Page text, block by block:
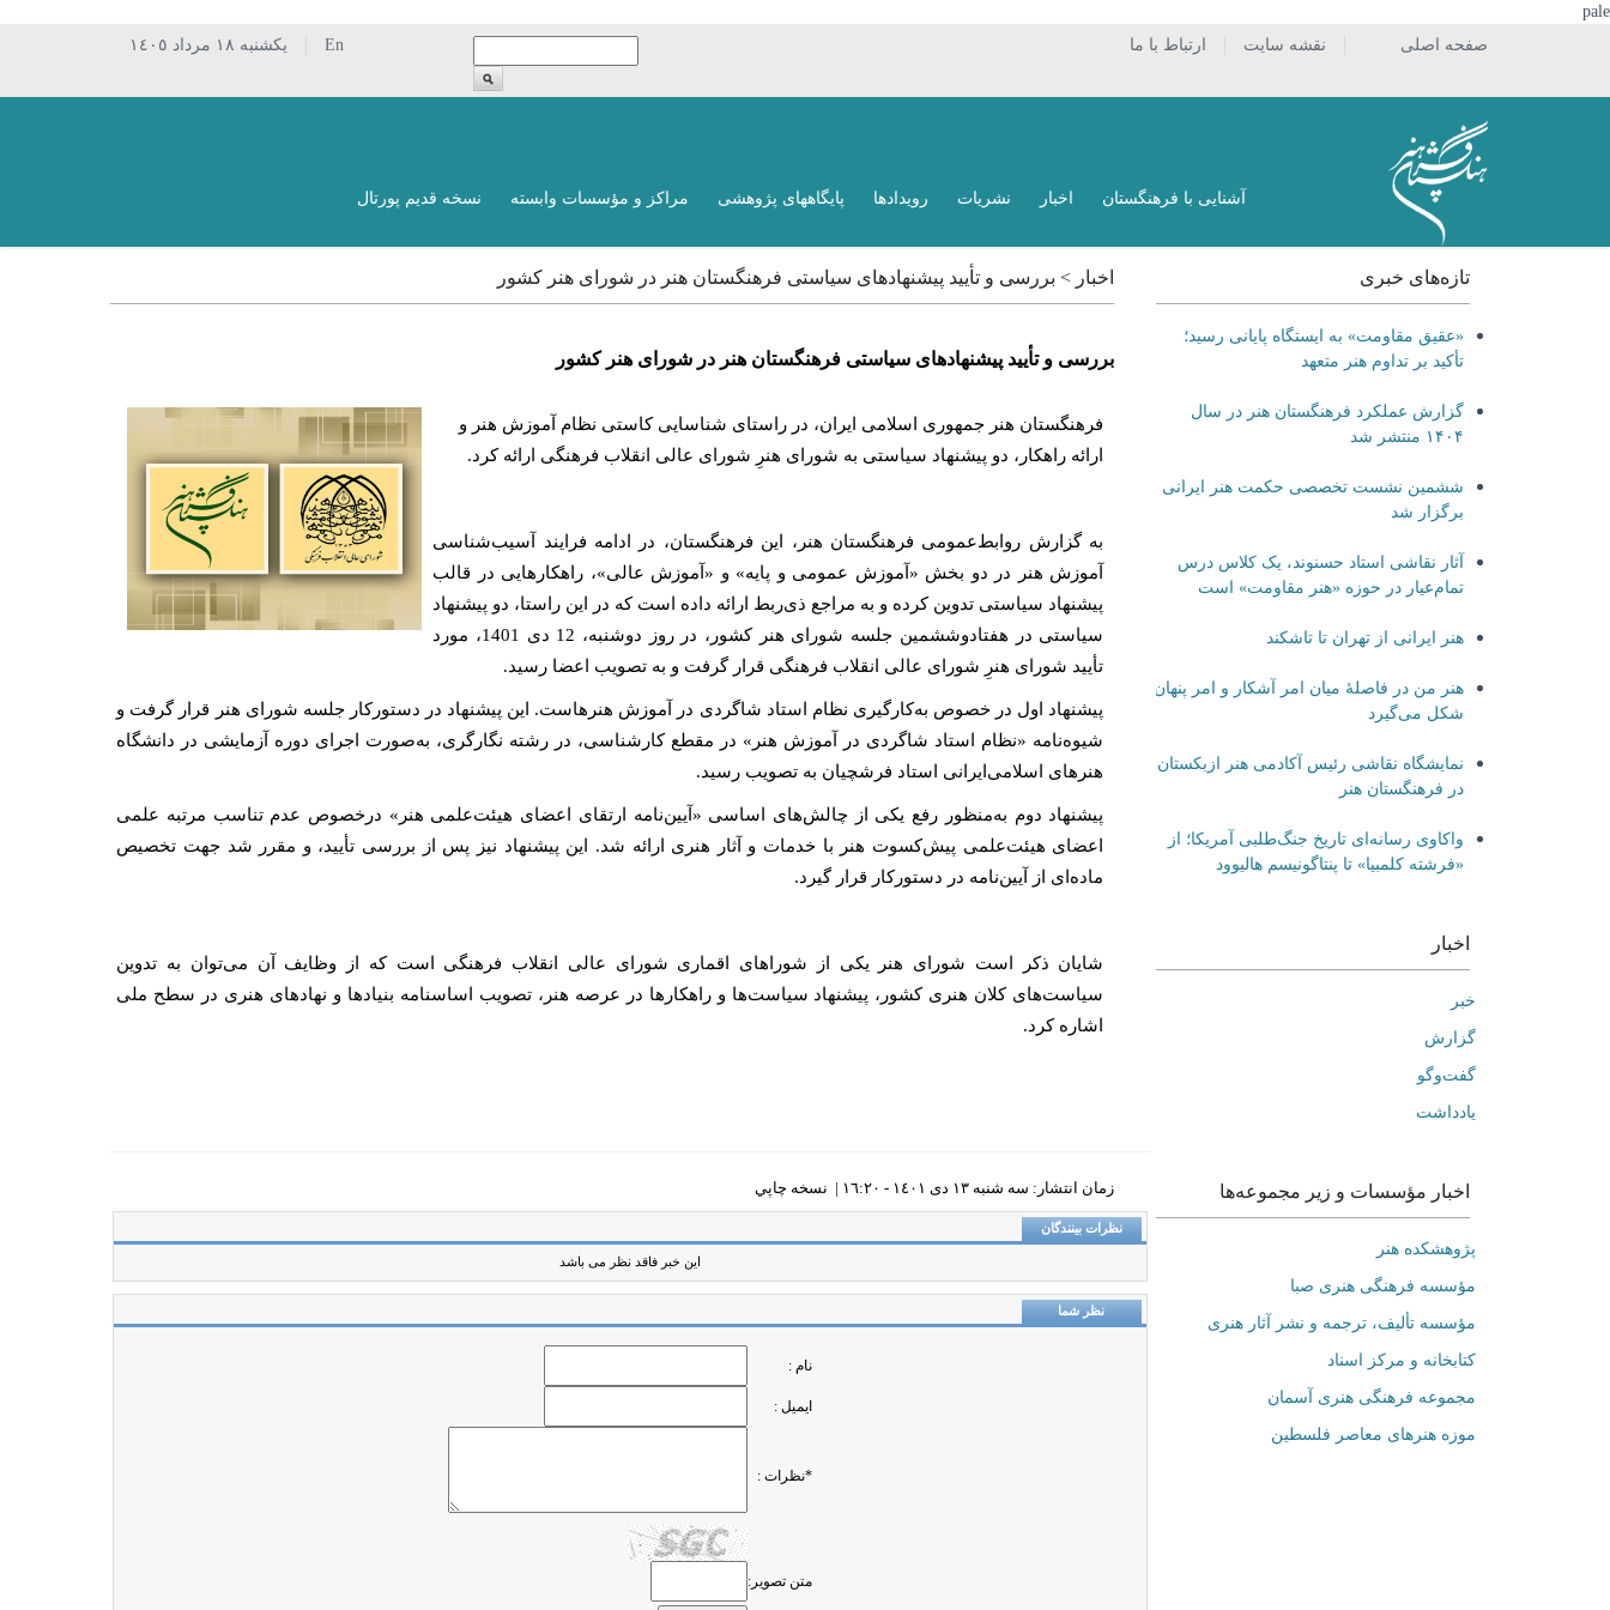
pale
يکشنبه ١٨ مرداد ١٤٠٥
En ارتباط با ما نقشه سایت صفحه اصلی
آشنایی با فرهنگستان اخبار نشریات رویدادها پایگاههای پژوهشی مراکز و مؤسسات وابسته نسخه قدیم پورتال
اخبار > بررسی و تأیید پیشنهادهای سیاستی فرهنگستان هنر در شورای هنر کشور
بررسی و تأیید پیشنهادهای سیاستی فرهنگستان هنر در شورای هنر کشور
فرهنگستان هنر جمهوری اسلامی ایران، در راستای شناسایی کاستی نظام آموزش هنر و
ارائه راهکار، دو پیشنهاد سیاستی به شورای هنرِ شورای عالی انقلاب فرهنگی ارائه کرد.
به گزارش روابط‌عمومی فرهنگستان هنر، این فرهنگستان، در ادامه فرایند آسیب‌شناسی
آموزش هنر در دو بخش «آموزش عمومی و پایه» و «آموزش عالی»، راهکارهایی در قالب
پیشنهاد سیاستی تدوین کرده و به مراجع ذی‌ربط ارائه داده است که در این راستا، دو پیشنهاد
سیاستی در هفتادوششمین جلسه شورای هنر کشور،
در روز دوشنبه، 12 دی 1401، مورد
تأیید شورای هنرِ شورای عالی انقلاب فرهنگی قرار گرفت و به تصویب اعضا رسید.
پیشنهاد اول در خصوص به‌کارگیری نظام استاد شاگردی در آموزش هنرهاست. این پیشنهاد در دستورکار جلسه شورای هنر قرار گرفت و
شیوه‌نامه «نظام استاد شاگردی در آموزش هنر» در مقطع کارشناسی، در رشته نگارگری، به‌صورت اجرای دوره آزمایشی در دانشگاه
هنرهای اسلامی‌ایرانی استاد فرشچیان به تصویب رسید.
پیشنهاد دوم به‌منظور رفع یکی از چالش‌های اساسی «آیین‌نامه ارتقای اعضای هیئت‌علمی هنر» درخصوص عدم تناسب مرتبه علمی
اعضای هیئت‌علمی پیش‌کسوت هنر با خدمات و آثار هنری ارائه شد. این پیشنهاد نیز پس از بررسی تأیید، و مقرر شد جهت تخصیص
ماده‌ای از آیین‌نامه در دستورکار قرار گیرد.
شایان ذکر است شورای هنر یکی از شوراهای اقماری شورای عالی انقلاب فرهنگی است که از وظایف آن می‌توان به تدوین
سیاست‌های کلان هنری کشور، پیشنهاد سیاست‌ها و راهکارها در عرصه هنر، تصویب اساسنامه بنیادها و نهادهای هنری در سطح ملی
اشاره کرد.
زمان انتشار: سه شنبه ١٣ دی ١٤٠١ - ١٦:٢٠ | نسخه چاپي
نظرات بینندگان
این خبر فاقد نظر می باشد
نظر شما
نام :
ایمیل :
*نظرات :
متن تصویر:
تازه‌های خبری
«عقیق مقاومت» به ایستگاه پایانی رسید؛
تأکید بر تداوم هنر متعهد
گزارش عملکرد فرهنگستان هنر در سال
۱۴۰۴ منتشر شد
ششمین نشست تخصصی حکمت هنر ایرانی
برگزار شد
آثار نقاشی استاد حسنوند، یک کلاس درس
تمام‌عیار در حوزه «هنر مقاومت» است
هنر ایرانی از تهران تا تاشکند
هنر من در فاصلۀ میان امر آشکار و امر پنهان
شکل می‌گیرد
نمایشگاه نقاشی رئیس آکادمی هنر ازبکستان
در فرهنگستان هنر
واکاوی رسانه‌ای تاریخ جنگ‌طلبی آمریکا؛ از
«فرشته کلمبیا» تا پنتاگونیسم هالیوود
اخبار
خبر
گزارش
گفت‌وگو
یادداشت
اخبار مؤسسات و زیر مجموعه‌ها
پژوهشکده هنر
مؤسسه فرهنگی هنری صبا
مؤسسه تألیف، ترجمه و نشر آثار هنری
کتابخانه و مرکز اسناد
مجموعه فرهنگی هنری آسمان
موزه هنرهای‌ معاصر فلسطین